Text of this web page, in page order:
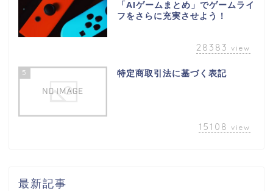
「AIゲームまとめ」でゲームライ
フをさらに充実させよう！
28383 view
5 特定商取引法に基づく表記
15108 view
最新記事